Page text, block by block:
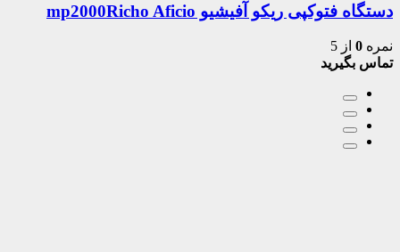
دستگاه فتوکپی ریکو آفیشیو mp2000Richo Aficio
نمره 0 از 5
تماس بگیرید